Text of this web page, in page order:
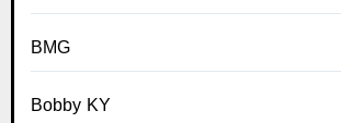
BMG
Bobby KY